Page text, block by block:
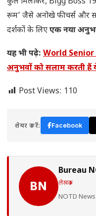
रूम’ जैसे अनोखे फीचर्स और
दर्शकों के लिएएक नया
यह भी पढ़े: World Senior
अनुभवों को सलाम करती हैं
Post Views: 110
शेयर करें: Facebook
BN
Bureau
लेखक
NOTD News